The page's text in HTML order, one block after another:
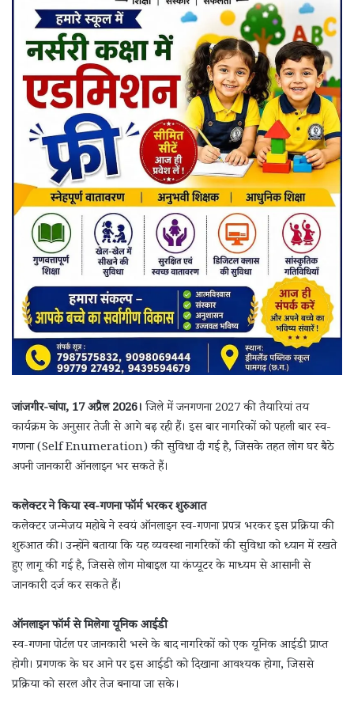
जांजगीर-चांपा, 17 अप्रैल 2026।जिले में जनगणना 2027 की तैयारियां तय
कार्यक्रम के अनुसार तेजी से आगे बढ़ रही हैं। इस बार नागरिकों को पहली बार स्व-
गणना (Self Enumeration) की सुविधा दी गई है, जिसके तहत लोग घर बैठे
अपनी जानकारी ऑनलाइन भर सकते हैं।
कलेक्टर ने किया स्व-गणना फॉर्म भरकर शुरुआत
कलेक्टर जन्मेजय महोबे ने स्वयं ऑनलाइन स्व-गणना प्रपत्र भरकर इस प्रक्रिया की
शुरुआत की। उन्होंने बताया कि यह व्यवस्था नागरिकों की सुविधा को ध्यान में रखते
हुए लागू की गई है, जिससे लोग मोबाइल या कंप्यूटर के माध्यम से आसानी से
जानकारी दर्ज कर सकते हैं।
ऑनलाइन फॉर्म से मिलेगा यूनिक आईडी
स्व-गणना पोर्टल पर जानकारी भरने के बाद नागरिकों को एक यूनिक आईडी प्राप्त
होगी। प्रगणक के घर आने पर इस आईडी को दिखाना आवश्यक होगा, जिससे
प्रक्रिया को सरल और तेज बनाया जा सके।